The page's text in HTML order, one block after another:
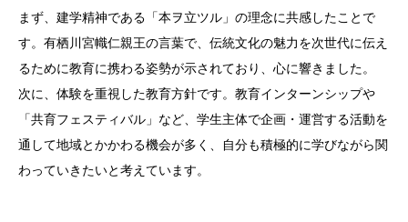
まず、建学精神である「本ヲ立ツル」の理念に共感したことで
す。有栖川宮幟仁親王の言葉で、伝統文化の魅力を次世代に伝え
るために教育に携わる姿勢が示されており、心に響きました。
次に、体験を重視した教育方針です。教育インターンシップや
「共育フェスティバル」など、学生主体で企画・運営する活動を
通して地域とかかわる機会が多く、自分も積極的に学びながら関
わっていきたいと考えています。